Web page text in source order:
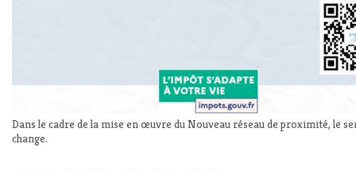
Dans le cadre de la mise en œuvre du Nouveau réseau de proximité, le
change.